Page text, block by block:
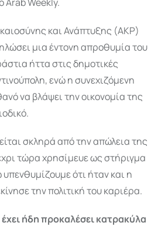
και Ανάπτυξης (ΑΚΡ)
μια έντονη απροθυμία του
ήττα στις δημοτικές
ενώ η συνεχιζόμενη
να βλάψει την οικονομία της
σκληρά από την απώλεια της
τώρα χρησίμευε ως στήριγμα
ότι ήταν και η
την πολιτική του καριέρα.
ήδη προκαλέσει κατρακύλα